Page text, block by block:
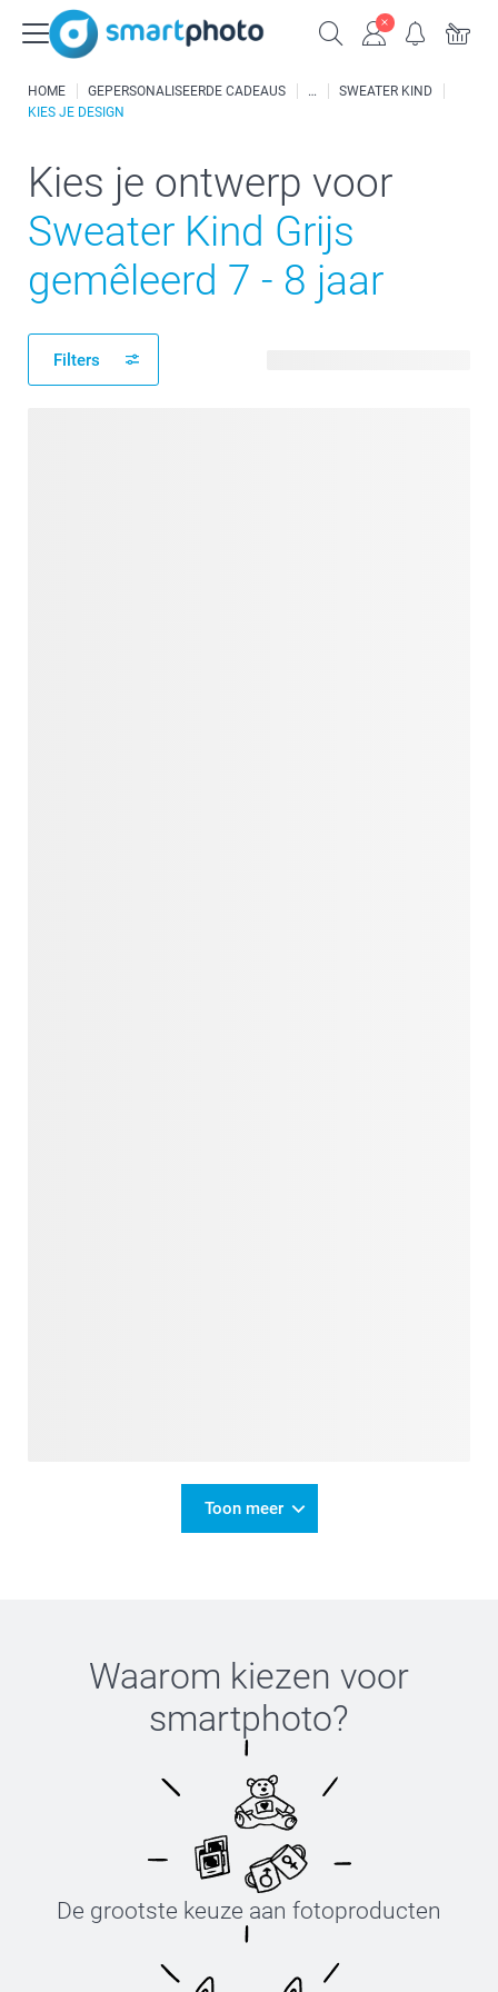
HOME GEPERSONALISEERDE CADEAUS
SWEATER KIND
KIES JE DESIGN
Kies je ontwerp voor
Sweater Kind Grijs
gemêleerd 7 - 8 jaar
Filters
Toon meer
Waarom kiezen voor
smartphoto?
De grootste keuze aan fotoproducten